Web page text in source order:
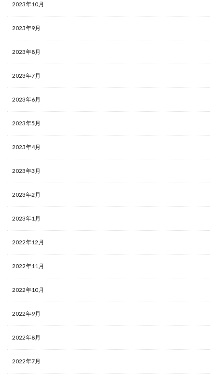
2023年10月
2023年9月
2023年8月
2023年7月
2023年6月
2023年5月
2023年4月
2023年3月
2023年2月
2023年1月
2022年12月
2022年11月
2022年10月
2022年9月
2022年8月
2022年7月